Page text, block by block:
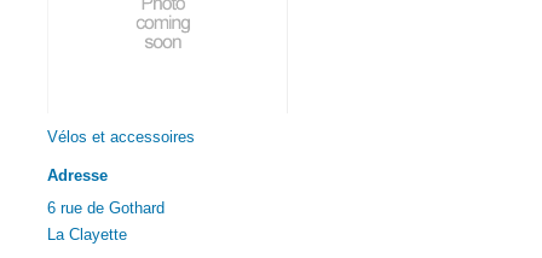
Vélos et accessoires
Adresse
6 rue de Gothard
La Clayette